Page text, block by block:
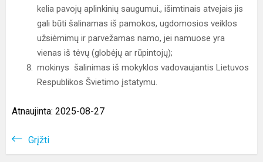
kelia pavojų aplinkinių saugumui., išimtinais atvejais jis
gali būti šalinamas iš pamokos, ugdomosios veiklos
užsiėmimų ir parvežamas namo, jei namuose yra
vienas iš tėvų (globėjų ar rūpintojų);
mokinys šalinimas iš mokyklos vadovaujantis Lietuvos
Respublikos Švietimo įstatymu.
Atnaujinta: 2025-08-27
Grįžti